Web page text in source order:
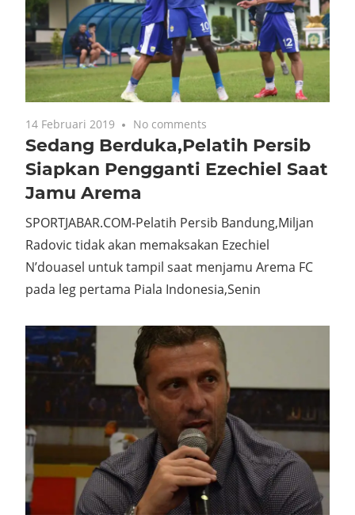
14 Februari 2019 No comments
Sedang Berduka,Pelatih Persib
Siapkan Pengganti Ezechiel Saat
Jamu Arema
SPORTJABAR.COM-Pelatih Persib Bandung,Miljan
Radovic tidak akan memaksakan Ezechiel
N’douasel untuk tampil saat menjamu Arema FC